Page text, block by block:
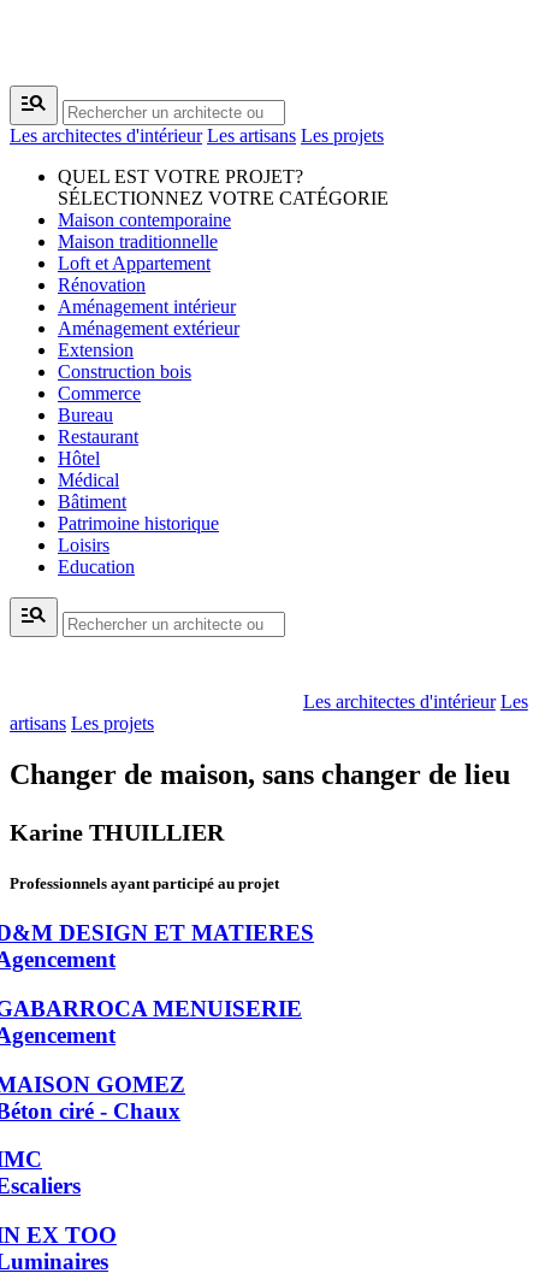
manage_search
Les architectes d'intérieur Les artisans Les projets
QUEL EST VOTRE PROJET?
SÉLECTIONNEZ VOTRE CATÉGORIE
Maison contemporaine
Maison traditionnelle
Loft et Appartement
Rénovation
Aménagement intérieur
Aménagement extérieur
Extension
Construction bois
Commerce
Bureau
Restaurant
Hôtel
Médical
Bâtiment
Patrimoine historique
Loisirs
Education
manage_search
Les architectes d'intérieur Les
artisans Les projets
Changer de maison, sans changer de lieu
Karine THUILLIER
Professionnels ayant participé au projet
DESIGN ET MATIERES
MENUISERIE
GOMEZ
ciré - Chaux
EX TOO